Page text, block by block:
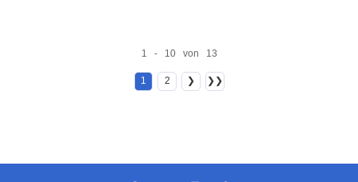
1 - 10 von 13
1 2 ❯ ❯❯